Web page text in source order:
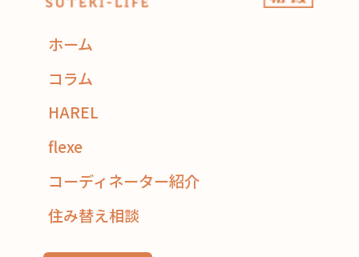
ホーム
コラム
HAREL
flexe
コーディネーター紹介
住み替え相談